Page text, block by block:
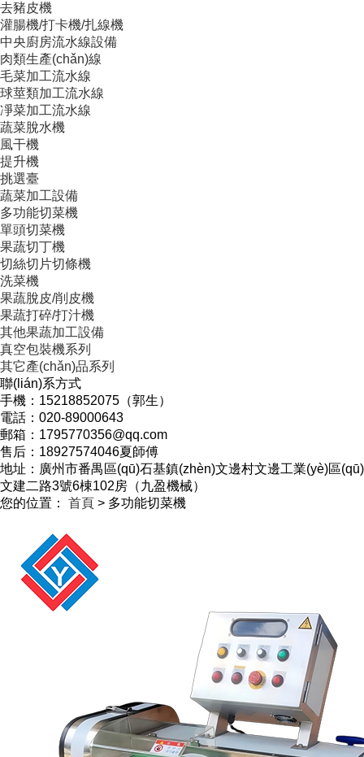
去豬皮機
灌腸機/打卡機/扎線機
中央廚房流水線設備
肉類生產(chǎn)線
毛菜加工流水線
球莖類加工流水線
凈菜加工流水線
蔬菜脫水機
風干機
提升機
挑選臺
蔬菜加工設備
多功能切菜機
單頭切菜機
果蔬切丁機
切絲切片切條機
洗菜機
果蔬脫皮/削皮機
果蔬打碎/打汁機
其他果蔬加工設備
真空包裝機系列
其它產(chǎn)品系列
聯(lián)系方式
手機：15218852075（郭生）
電話：020-89000643
郵箱：1795770356@qq.com
售后：18927574046夏師傅
地址：廣州市番禺區(qū)石基鎮(zhèn)文邊村文邊工業(yè)區(qū)
文建二路3號6棟102房（九盈機械）
您的位置： 首頁 > 多功能切菜機